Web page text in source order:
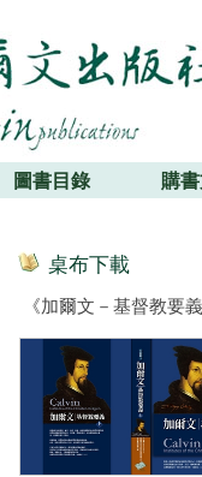
圖書目錄 購
桌布下載
《加爾文－基督教要